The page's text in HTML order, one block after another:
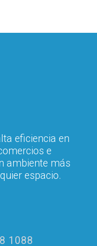
eficiencia en
e
ambiente más
espacio.
1088